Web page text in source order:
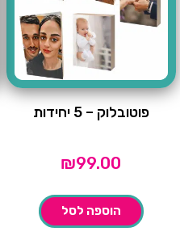
פוטובלוק – 5 יחידות
₪99.00
הוספה לסל